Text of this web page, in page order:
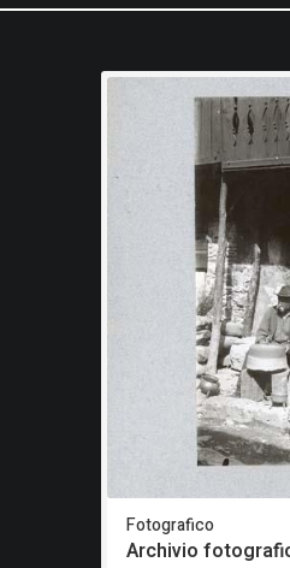
Fotografico
Archivio